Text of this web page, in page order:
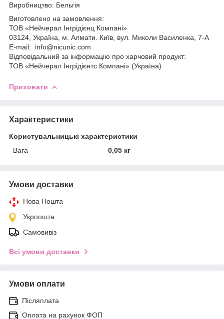
Виробництво: Бельгія
Виготовлено на замовлення:
ТОВ «Нейчерал Інгрідієнц Компані»
03124, Україна, м. Алмати. Київ, вул. Миколи Василенка, 7-А
E-mail: info@nicunic.com
Відповідальний за інформацію про харчовий продукт:
ТОВ «Нейчерал Інгрідієнтс Компані» (Україна)
Приховати
Характеристики
Користувальницькі характеристики
Вага
0,05 кг
Умови доставки
Нова Пошта
Укрпошта
Самовивіз
Всі умови доставки
Умови оплати
Післяплата
Оплата на рахунок ФОП